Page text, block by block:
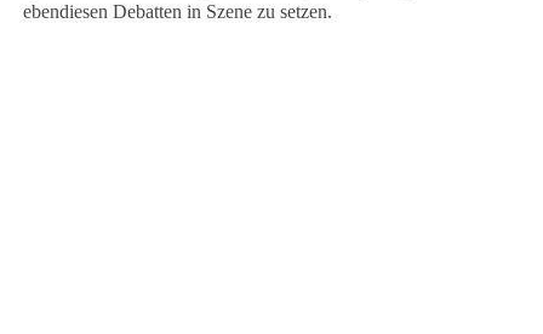
ebendiesen Debatten in Szene zu setzen.